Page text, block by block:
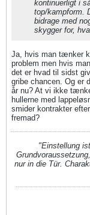
kontinuerligt i
top/kampform.
bidrage med
skygger for,
Ja, hvis man tænker
problem men hvis
det er hvad til sidst
gribe chancen. Og er
år nu? At vi ikke
hullerne med
smider kontrakter
fremad?
"Einstellung
nur in die Tür.